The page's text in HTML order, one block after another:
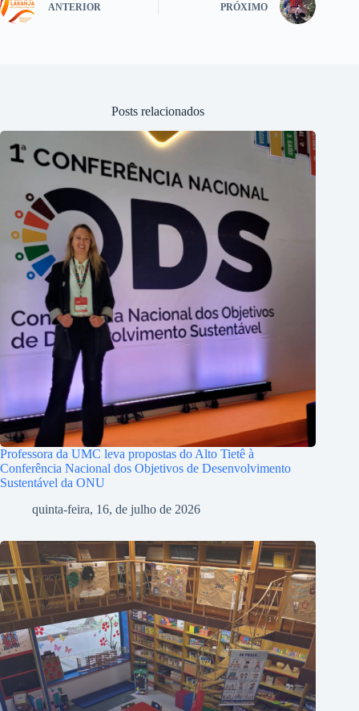
ANTERIOR PRÓXIMO
Posts relacionados
Professora da UMC leva propostas do Alto Tietê à
Conferência Nacional dos Objetivos de Desenvolvimento
Sustentável da ONU
quinta-feira, 16, de julho de 2026